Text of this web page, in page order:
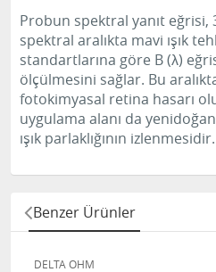
Probun spektral yanıt eğrisi,
spektral aralıkta mavi ışık
standartlarına göre B (λ)
ölçülmesini sağlar. Bu
fotokimyasal retina hasarı
uygulama alanı da
ışık parlaklığının izlenmesidir.
Benzer Ürünler
DELTA OHM